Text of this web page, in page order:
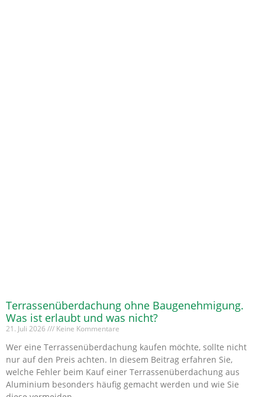
Terrassenüberdachung ohne Baugenehmigung.
Was ist erlaubt und was nicht?
21. Juli 2026 Keine Kommentare
Wer eine Terrassenüberdachung kaufen möchte, sollte nicht
nur auf den Preis achten. In diesem Beitrag erfahren Sie,
welche Fehler beim Kauf einer Terrassenüberdachung aus
Aluminium besonders häufig gemacht werden und wie Sie